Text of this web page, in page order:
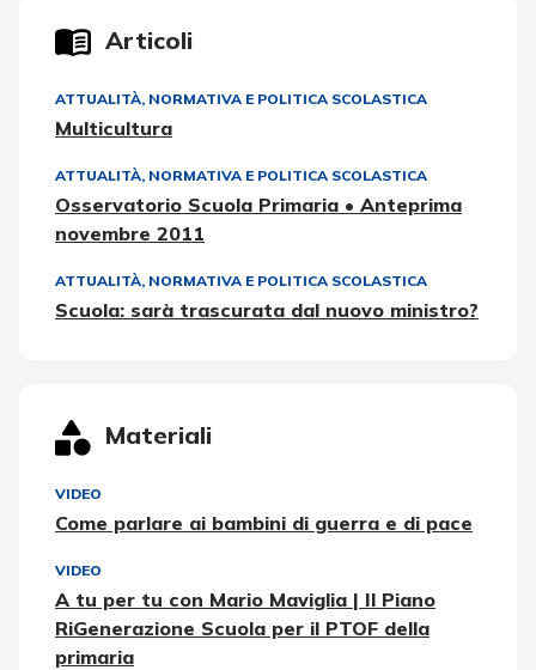
Articoli
ATTUALITÀ, NORMATIVA E POLITICA SCOLASTICA
Multicultura
ATTUALITÀ, NORMATIVA E POLITICA SCOLASTICA
Osservatorio Scuola Primaria • Anteprima
novembre 2011
ATTUALITÀ, NORMATIVA E POLITICA SCOLASTICA
Scuola: sarà trascurata dal nuovo ministro?
Materiali
VIDEO
Come parlare ai bambini di guerra e di pace
VIDEO
A tu per tu con Mario Maviglia | Il Piano
RiGenerazione Scuola per il PTOF della
primaria